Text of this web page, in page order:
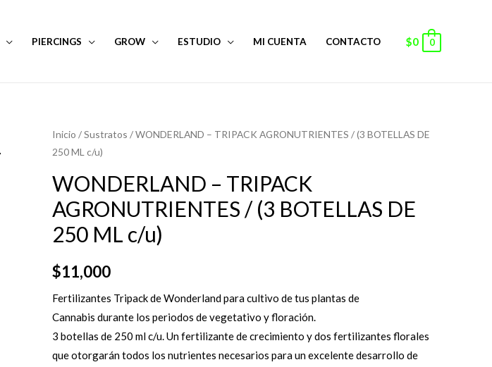
PIERCINGS GROW ESTUDIO MI CUENTA CONTACTO $0 0
Inicio /Sustratos / WONDERLAND – TRIPACK AGRONUTRIENTES / (3 BOTELLAS DE
250 ML c/u)
WONDERLAND – TRIPACK
AGRONUTRIENTES / (3 BOTELLAS DE
250 ML c/u)
$11,000
Fertilizantes Tripack de Wonderland para cultivo de tus plantas de
Cannabis durante los periodos de vegetativo y floración.
3 botellas de 250 ml c/u. Un fertilizante de crecimiento y dos fertilizantes florales
que otorgarán todos los nutrientes necesarios para un excelente desarrollo de